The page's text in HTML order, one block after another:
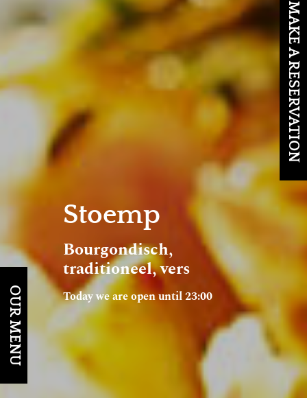
Stoemp
Bourgondisch,
traditioneel, vers
Today we are open until 23:00
OUR MENU
MAKE A RESERVATION